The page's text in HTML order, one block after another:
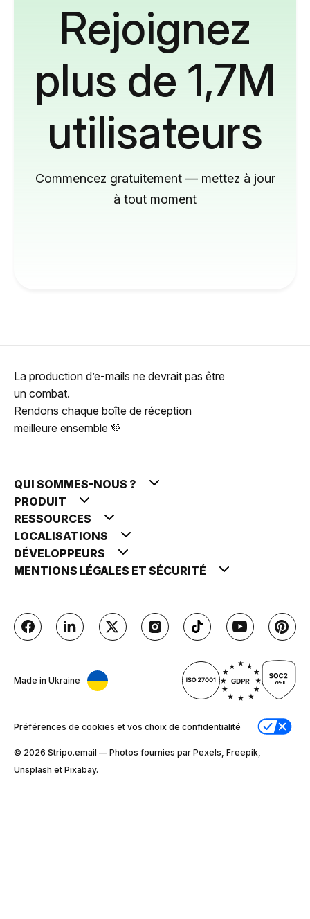
Rejoignez
plus de 1,7M
utilisateurs
Commencez gratuitement — mettez à jour
à tout moment
La production d’e-mails ne devrait pas être
un combat.
Rendons chaque boîte de réception
meilleure ensemble 💚
QUI SOMMES-NOUS ?
PRODUIT
RESSOURCES
LOCALISATIONS
DÉVELOPPEURS
MENTIONS LÉGALES ET SÉCURITÉ
Made in Ukraine
Préférences de cookies et vos choix de confidentialité
© 2026 Stripо.email — Photos fournies par Pexels, Freepik,
Unsplash et Pixabay.